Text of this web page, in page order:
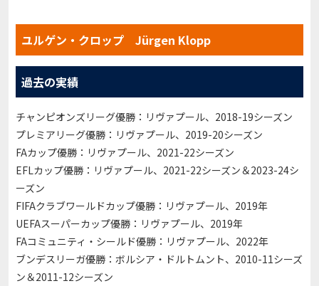
ユルゲン・クロップ Jürgen Klopp
過去の実績
チャンピオンズリーグ優勝：リヴァプール、2018-19シーズン
プレミアリーグ優勝：リヴァプール、2019-20シーズン
FAカップ優勝：リヴァプール、2021-22シーズン
EFLカップ優勝：リヴァプール、2021-22シーズン＆2023-24シ
ーズン
FIFAクラブワールドカップ優勝：リヴァプール、2019年
UEFAスーパーカップ優勝：リヴァプール、2019年
FAコミュニティ・シールド優勝：リヴァプール、2022年
ブンデスリーガ優勝：ボルシア・ドルトムント、2010-11シーズ
ン＆2011-12シーズン